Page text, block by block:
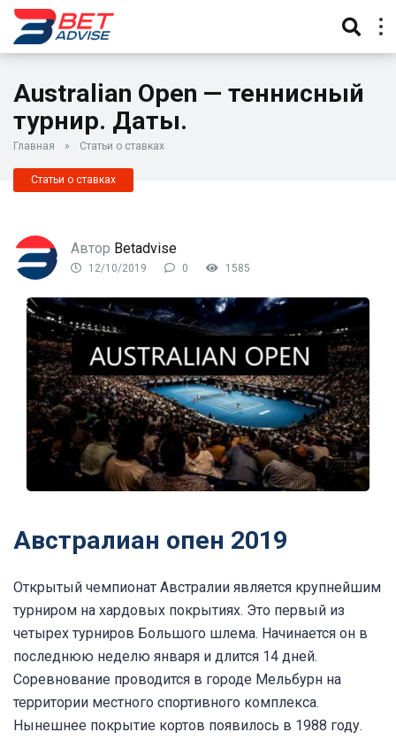
Australian Open — теннисный
турнир. Даты.
Главная » Статьи о ставках
Статьи о ставках
Автор Betadvise
12/10/2019 0 1585
Австралиан опен 2019
Открытый чемпионат Австралии является крупнейшим
турниром на хардовых покрытиях. Это первый из
четырех турниров Большого шлема. Начинается он в
последнюю неделю января и длится 14 дней.
Соревнование проводится в городе Мельбурн на
территории местного спортивного комплекса.
Нынешнее покрытие кортов появилось в 1988 году.